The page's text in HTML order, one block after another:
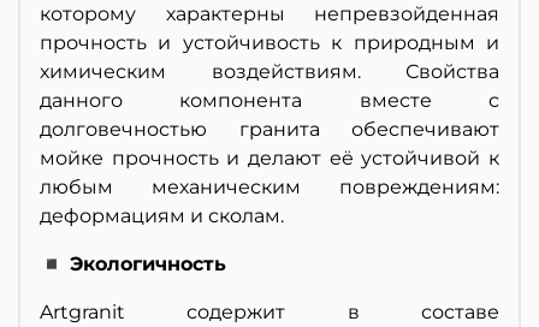
которому характерны непревзойденная
прочность и устойчивость к природным и
химическим воздействиям. Свойства
данного компонента вместе с
долговечностью гранита обеспечивают
мойке прочность и делают её устойчивой к
любым механическим повреждениям:
деформациям и сколам.
◾ Экологичность
Artgranit содержит в составе